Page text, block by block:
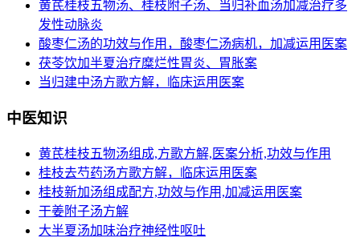
黄芪桂枝五物汤、桂枝附子汤、当归补血汤加减治疗多
发性动脉炎
酸枣仁汤的功效与作用，酸枣仁汤病机，加减运用医案
茯苓饮加半夏治疗糜烂性胃炎、胃胀案
当归建中汤方歌方解，临床运用医案
中医知识
黄芪桂枝五物汤组成,方歌方解,医案分析,功效与作用
桂枝去芍药汤方歌方解，临床运用医案
桂枝新加汤组成配方,功效与作用,加减运用医案
干姜附子汤方解
大半夏汤加味治疗神经性呕吐